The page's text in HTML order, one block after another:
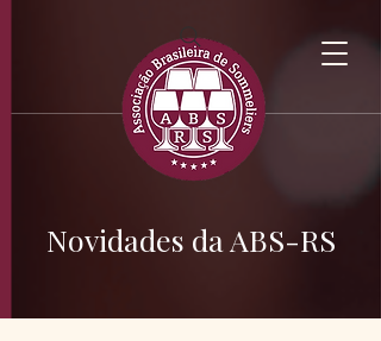
Novidades da ABS-RS